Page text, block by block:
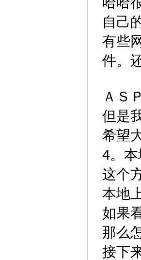
自己
有些
件。
ＡＳ
但是
希望
4。
这个
本地
如果
那么
接下